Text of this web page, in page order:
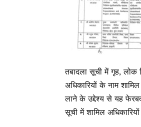
तबादला सूची में गृह, लोक
अधिकारियों के नाम
लाने के उद्देश्य से यह
सूची में शामिल